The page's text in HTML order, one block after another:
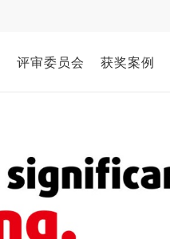
评审委员会 获奖案例